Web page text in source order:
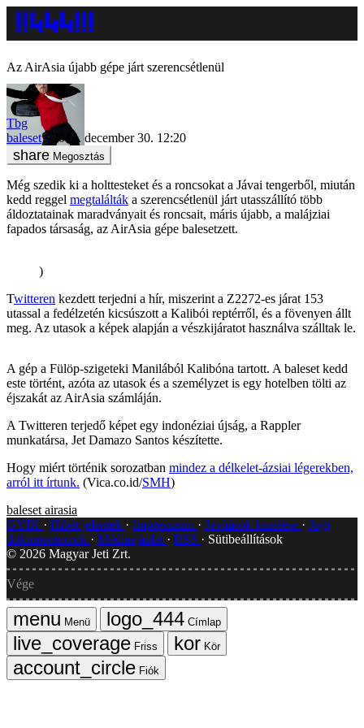
Az AirAsia újabb gépe járt szerencsétlenül
Tbg
baleset
2014. december 30. 12:20
Megosztás
Még szedik ki a holttesteket és a roncsokat a Jávai tengerből, miután
kedd reggel megtalálták a szerencsétlenül járt utasszállító több
áldoztatainak maradványait és roncsait, máris újabb, a malájziai
fapados társaság, az AirAsia gépe balesetzett.
)
Twitteren kezdett terjedni a hír, miszerint a Z2272-es járat 153
utassal a fedélzetén kicsúszott a Kalibói reptérről, és a fövenyen állt
meg. Az utasok a képek alapján a vészkijáratot használva szálltak le.
A gép a Fülöp-szigeteki Manilából Kalibóna tartott. A baleset kedd
este történt, azóta az utasok és a személyzet is egy hotelben tölti az
éjszakát az AirAsia számláján.
A Twitteren terjedő képet egy indonéziai újság, a Rappler
munkatársa, Jet Damazo Santos készítette.
Hogy miért történik sorozatban mindez a délkelet-ázsiai légerekben,
arról itt írtunk. (Vica.co.id/SMH)
baleset airasia
GYIK
Hibát jelentek Impresszum Javítások kezelése
Jogi
dokumentumok
Médiaajánlat RSS
Sütibeállítások
© 2026 Magyar Jeti Zrt.
Vége
Menü
Címlap
Friss
Kör
Fiók